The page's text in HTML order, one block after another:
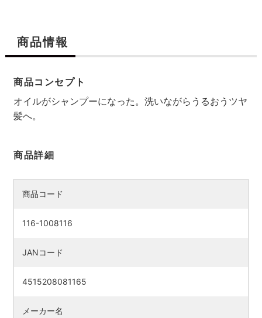
商品情報
商品コンセプト
オイルがシャンプーになった。洗いながらうるおうツヤ
髪へ。
商品詳細
商品コード
116-1008116
JANコード
4515208081165
メーカー名